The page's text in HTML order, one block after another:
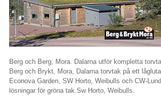
Berg och Berg, Mora. Dalarna utför kompletta
Berg och Brykt, Mora, Dalarna torvtak på ett
Econova Garden, SW Horto, Weibulls och CW-
lösningar för gröna tak.Sw Horto, Weibulls.